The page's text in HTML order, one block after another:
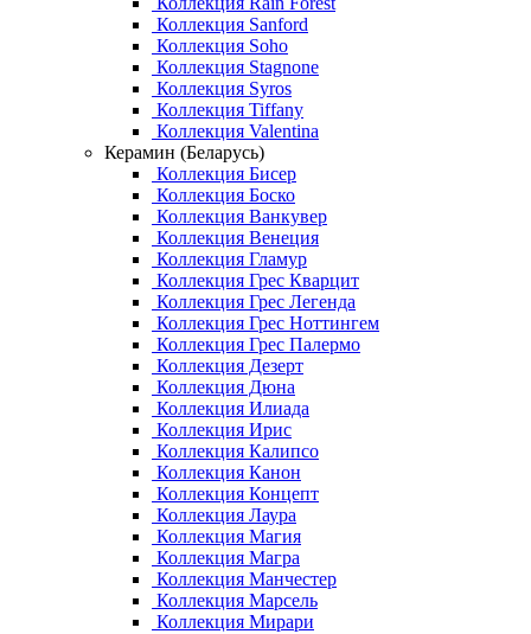
Коллекция Sanford
Коллекция Soho
Коллекция Stagnone
Коллекция Syros
Коллекция Tiffany
Коллекция Valentina
Керамин (Беларусь)
Коллекция Бисер
Коллекция Боско
Коллекция Ванкувер
Коллекция Венеция
Коллекция Гламур
Коллекция Грес Кварцит
Коллекция Грес Легенда
Коллекция Грес Ноттингем
Коллекция Грес Палермо
Коллекция Дезерт
Коллекция Дюна
Коллекция Илиада
Коллекция Ирис
Коллекция Калипсо
Коллекция Канон
Коллекция Концепт
Коллекция Лаура
Коллекция Магия
Коллекция Магра
Коллекция Манчестер
Коллекция Марсель
Коллекция Мирари